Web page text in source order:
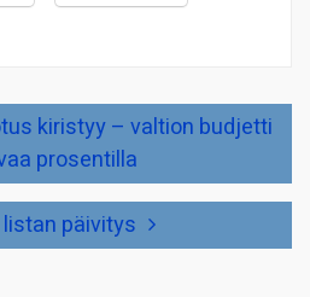
kiristyy – valtion budjetti
prosentilla
päivitys